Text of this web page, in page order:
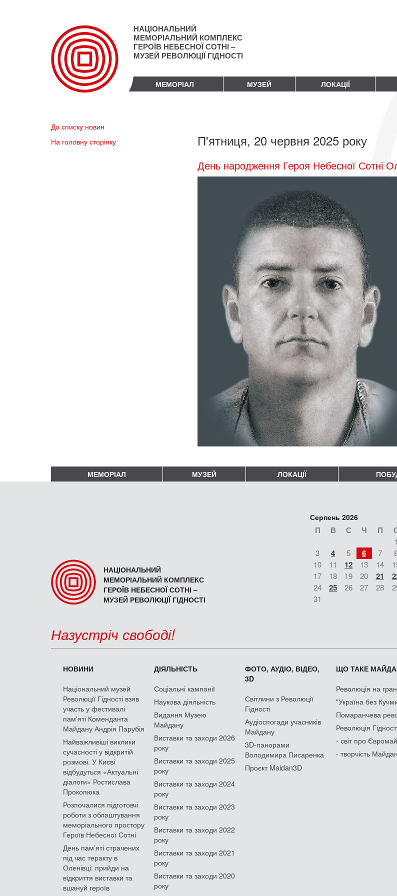
НАЦІОНАЛЬНИЙ
МЕМОРІАЛЬНИЙ КОМПЛЕКС
ГЕРОЇВ НЕБЕСНОЇ СОТНІ –
МУЗЕЙ РЕВОЛЮЦІЇ ГІДНОСТІ
МЕМОРІАЛ МУЗЕЙ ЛОКАЦІЇ
До списку новин
На головну сторінку
П'ятниця, 20 червня 2025 року
День народження Героя Небесної Сотні
МЕМОРІАЛ МУЗЕЙ ЛОКАЦІЇ
НАЦІОНАЛЬНИЙ
МЕМОРІАЛЬНИЙ КОМПЛЕКС
ГЕРОЇВ НЕБЕСНОЇ СОТНІ –
МУЗЕЙ РЕВОЛЮЦІЇ ГІДНОСТІ
Серпень 2026
П В С Ч П
1
3 4 5 6 7
10
11 12 13 14
17
18 19 20 21
24
25 26 27 28
31
Назустріч свободі!
НОВИНИ
Національний музей
Революції Гідності взяв
участь у фестивалі
пам'яті Коменданта
Майдану Андрія Парубія
Найважливіші виклики
сучасності у відкритій
розмові. У Києві
відбудуться «Актуальні
діалоги» Ростислава
Прокопюка
Розпочалися підготовчі
роботи з облаштування
меморіального простору
Героїв Небесної Сотні
День памʼяті страчених
під час теракту в
Оленівці: прийди на
відкриття виставки та
вшануй героїв
ДІЯЛЬНІСТЬ
Соціальні кампанії
Наукова діяльність
Видання Музею
Майдану
Виставки та заходи 2026
року
Виставки та заходи 2025
року
Виставки та заходи 2024
року
Виставки та заходи 2023
року
Виставки та заходи 2022
року
Виставки та заходи 2021
року
Виставки та заходи 2020
року
ФОТО, АУДІО, ВІДЕО,
3D
Світлини з Революції
Гідності
Аудіоспогади учасників
Майдану
3D-панорами
Володимира Писаренка
Проєкт Maidan3D
ЩО ТАКЕ
Революція на
"Україна без
Помаранчева
Революція
- світ про
- творчість